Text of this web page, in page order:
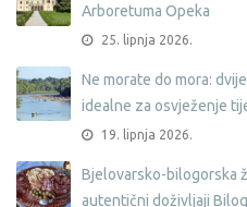
Arboretuma Opeka
25. lipnja 2026.
Ne morate do mora:
idealne za osvježenje
19. lipnja 2026.
Bjelovarsko-bilogorska
autentični doživljaji